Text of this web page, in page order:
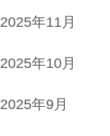
2025年11月
2025年10月
2025年9月